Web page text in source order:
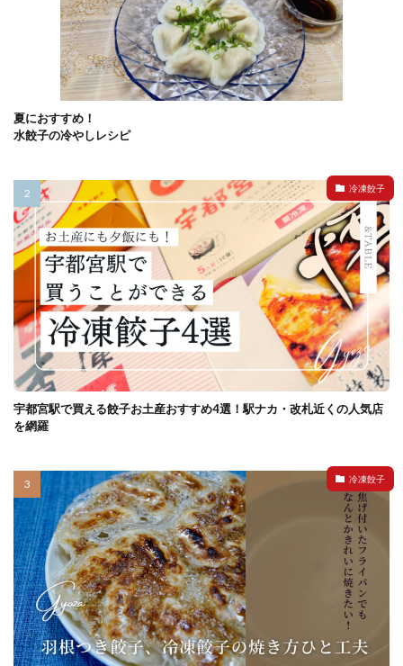
夏におすすめ！
水餃子の冷やしレシピ
冷凍餃子
宇都宮駅で買える餃子お土産おすすめ4選！駅ナカ・改札近くの人気店
を網羅
冷凍餃子